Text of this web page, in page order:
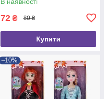
72 ₴ 80 ₴
Купити
–10%